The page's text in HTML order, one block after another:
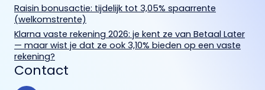
Raisin bonusactie: tijdelijk tot 3,05% spaarrente
(welkomstrente)
Klarna vaste rekening 2026: je kent ze van Betaal Later
— maar wist je dat ze ook 3,10% bieden op een vaste
rekening?
Contact